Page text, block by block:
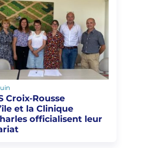
Croix‑Rousse
et la Clinique
officialisent leur